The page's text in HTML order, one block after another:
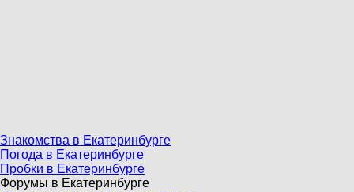
Знакомства в Екатеринбурге
Погода в Екатеринбурге
Пробки в Екатеринбурге
Форумы в Екатеринбурге